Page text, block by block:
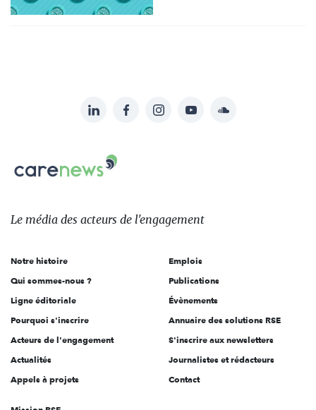
sur:
LinkedInFacebookInstagramYouTubeSoundcloud
Carenews,
Le
des
l'engagement
Le média des acteurs de l'engagement
Notre histoire
Qui sommes-nous ?
Ligne éditoriale
Pourquoi s'inscrire
Acteurs de l'engagement
Actualités
Appels à projets
Emplois
Publications
Évènements
Annuaire des solutions RSE
S'inscrire aux newsletters
Journalistes et rédacteurs
Contact